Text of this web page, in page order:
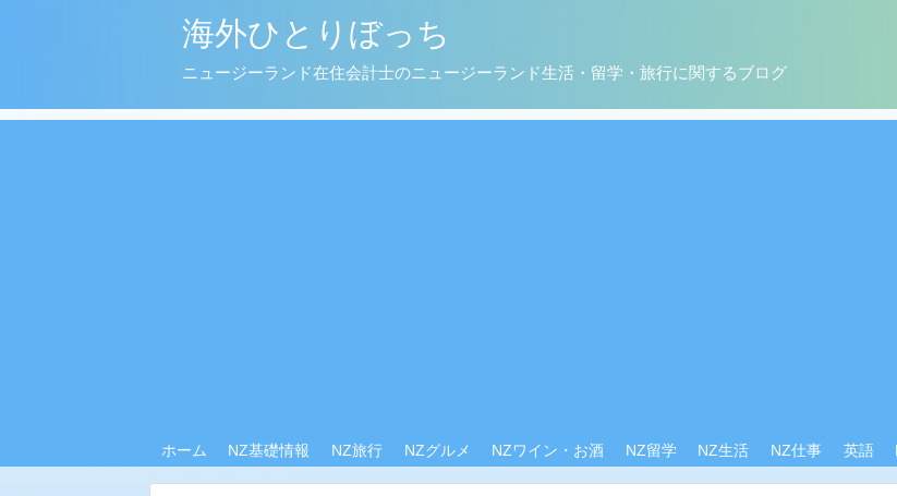
海外ひとりぼっち
ニュージーランド在住会計士のニュージーランド生活・留学・旅行に関するブログ
ホーム NZ基礎情報 NZ旅行 NZグルメ NZワイン・お酒 NZ留学 NZ生活 NZ仕事 英語